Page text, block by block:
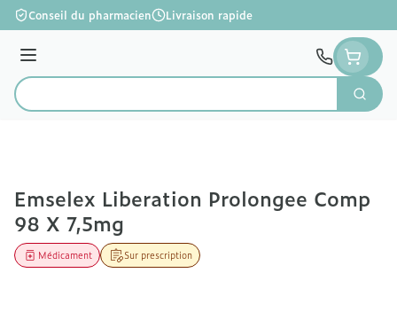
Aller au contenu
Conseil du pharmacien Livraison rapide
Menu
Rechercher
Emselex Liberation Prolongee Comp
98 X 7,5mg
Sur prescription
Médicament